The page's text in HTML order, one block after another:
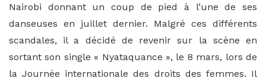
Nairobi donnant un coup de pied à l’une de ses
danseuses en juillet dernier. Malgré ces différents
scandales, il a décidé de revenir sur la scène en
sortant son single « Nyataquance », le 8 mars, lors de
la Journée internationale des droits des femmes. Il